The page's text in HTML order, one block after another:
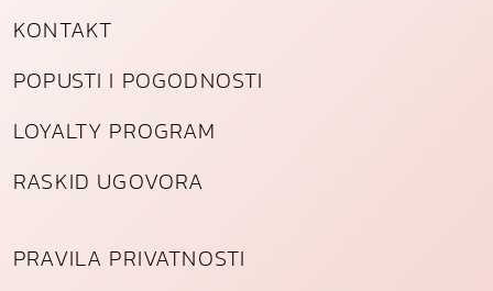
KONTAKT
POPUSTI I POGODNOSTI
LOYALTY PROGRAM
RASKID UGOVORA
PRAVILA PRIVATNOSTI